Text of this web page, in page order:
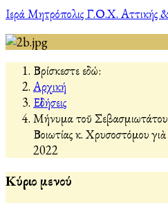
Ιερά Μητρόπολις Γ.Ο.Χ. Αττικής
Βρίσκεστε εδώ:
Αρχική
Εἰδήσεις
Μήνυμα τοῦ
Βοιωτίας κ. Χρυσοστόμου
2022
Κύριο μενού